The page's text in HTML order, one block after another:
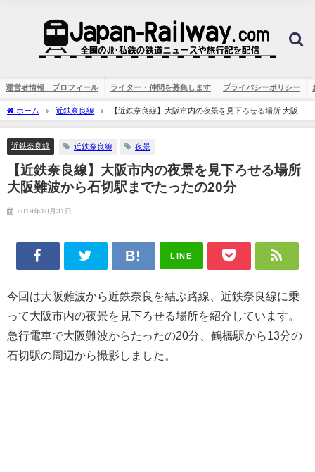
運営者情報 プロフィール ライター・仲間を募集します プライバシーポリシー
ホーム 近鉄奈良線
【近鉄奈良線】大阪市内の夜景を見下ろせる場所 大阪難
波から石切駅までたったの20分
近鉄奈良線 近鉄奈良線 夜景
【近鉄奈良線】大阪市内の夜景を見下ろせる場所
大阪難波から石切駅までたったの20分
2019年10月31日
LINE
今回は大阪難波から近鉄奈良を結ぶ路線、近鉄奈良線に乗
って大阪市内の夜景を見下ろせる場所を紹介しています。
急行電車で大阪難波からたったの20分、鶴橋駅から13分の
石切駅の周辺から撮影しました。